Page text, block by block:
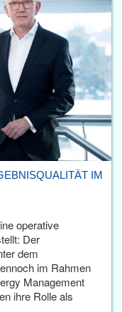
IM
operative
Der
dem
im Rahmen
Management
ihre Rolle als